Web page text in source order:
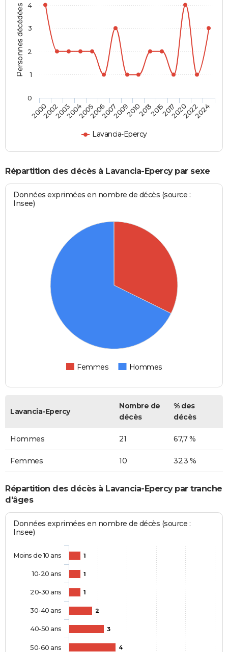
Personnes décédées
Lavancia-Epercy
200020022003200420052006200720092010201320152017202020222024
0
1
2
3
4
Répartition des décès à Lavancia-Epercy par sexe
Données exprimées en nombre de décès (source :
Insee)
Femmes Hommes
Lavancia-Epercy
Nombre de
décès
% des
décès
Hommes 21 67,7 %
Femmes 10 32,3 %
Répartition des décès à Lavancia-Epercy par tranche
d'âges
Données exprimées en nombre de décès (source :
Insee)
1
1
1
2
3
4
Moins de 10 ans
10-20 ans
20-30 ans
30-40 ans
40-50 ans
50-60 ans